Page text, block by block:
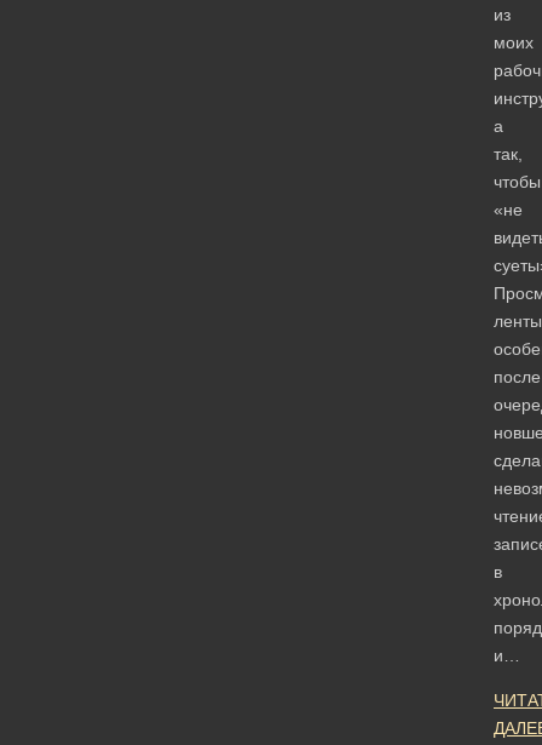
из
моих
а
так,
чтобы
«не
после
в
и…